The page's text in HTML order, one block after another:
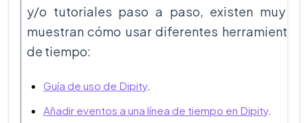
y/o tutoriales paso a paso, existen muy
muestran cómo usar diferentes herramientas
de tiempo:
Guía de uso de Dipity.
Añadir eventos a una línea de tiempo en Dipity.